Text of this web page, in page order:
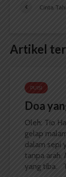
Cinta
Artikel
PUISI
Doa
Oleh: Tio
gelap
dalam sepi
tanpa arah,
yang tiba.